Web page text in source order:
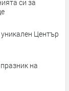
си за
Център
на